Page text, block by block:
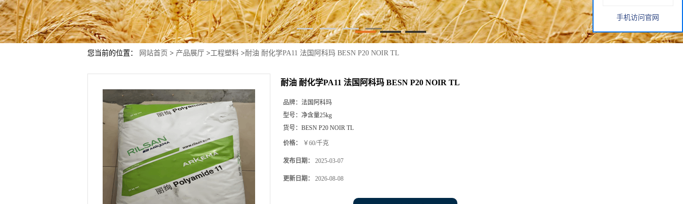
您当前的位置： 网站首页 > 产品展厅 >工程塑料 >耐油 耐化学PA11 法国阿科玛 BESN P20 NOIR TL
耐油 耐化学PA11 法国阿科玛 BESN P20 NOIR TL
品牌： 法国阿科玛
型号： 净含量25kg
货号： BESN P20 NOIR TL
价格： ￥60/千克
发布日期： 2025-03-07
更新日期： 2026-08-08
手机访问官网